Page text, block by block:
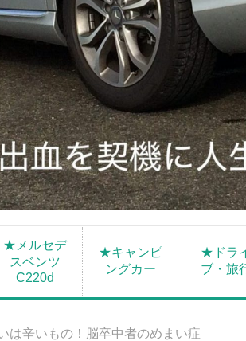
★メルセデ
スベンツ
C220d
★キャンピ
ングカー
★ドラ
ブ・旅
は辛いもの！脳卒中者のめまい症